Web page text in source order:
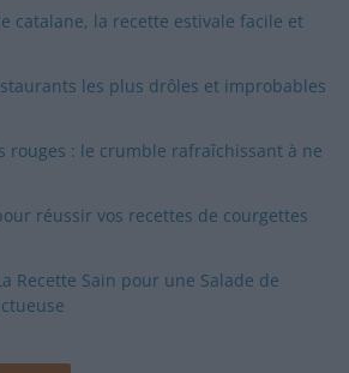
catalane, la recette estivale facile et
les plus drôles et improbables
rouges : le crumble rafraîchissant à ne
réussir vos recettes de courgettes
Recette Sain pour une Salade de